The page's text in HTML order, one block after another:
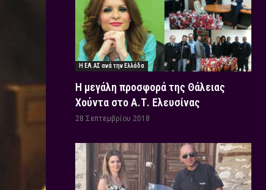
Η ΕΛ.ΑΣ ανά την Ελλάδα
Η μεγάλη προσφορά της Θάλειας
Χούντα στο Α.Τ. Ελευσίνας
28 Σεπτεμβρίου 2018